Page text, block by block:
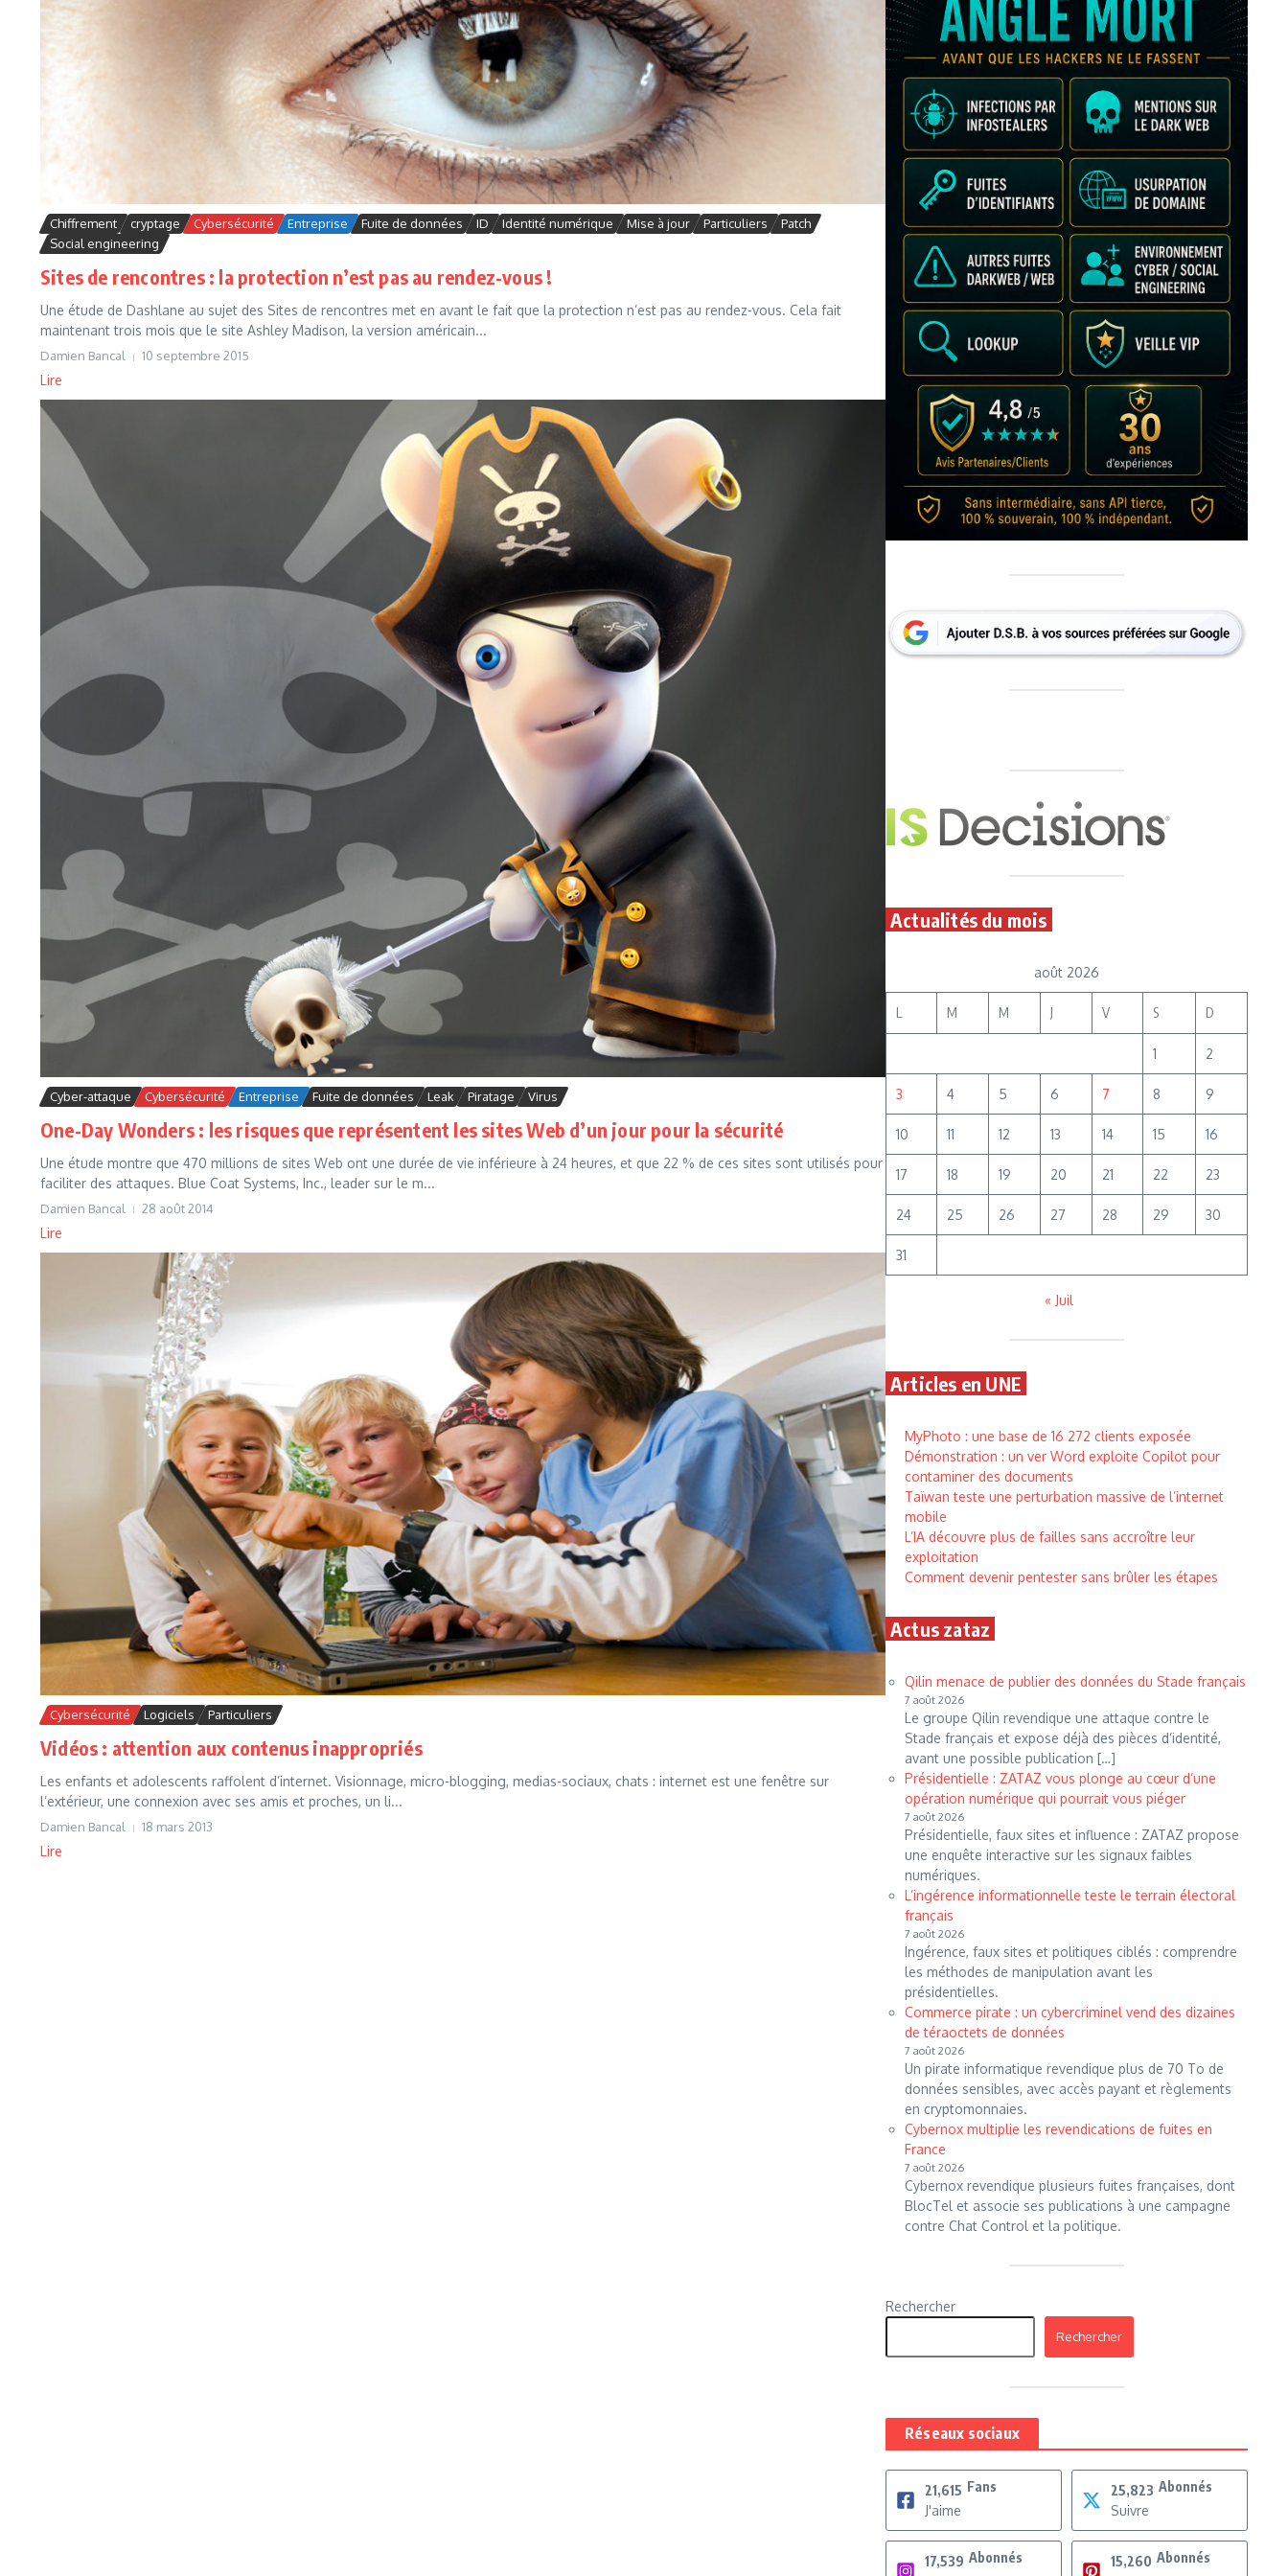
Chiffrement cryptage Cybersécurité Entreprise Fuite de données ID Identité numérique Mise à jour Particuliers
Patch
Social engineering
Sites de rencontres : la protection n’est pas au rendez-vous !
Une étude de Dashlane au sujet des Sites de rencontres met en avant le fait que la protection n’est pas au rendez-vous. Cela fait
maintenant trois mois que le site Ashley Madison, la version américain...
Damien Bancal 10 septembre 2015
Lire
Cyber-attaque Cybersécurité Entreprise Fuite de données Leak Piratage Virus
One-Day Wonders : les risques que représentent les sites Web d’un jour pour la sécurité
Une étude montre que 470 millions de sites Web ont une durée de vie inférieure à 24 heures, et que 22 % de ces sites sont utilisés pour
faciliter des attaques. Blue Coat Systems, Inc., leader sur le m...
Damien Bancal 28 août 2014
Lire
Cybersécurité Logiciels Particuliers
Vidéos : attention aux contenus inappropriés
Les enfants et adolescents raffolent d’internet. Visionnage, micro-blogging, medias-sociaux, chats : internet est une fenêtre sur
l’extérieur, une connexion avec ses amis et proches, un li...
Damien Bancal 18 mars 2013
Lire
Actualités du mois
août 2026
L M M J V S D
1 2
3 4 5 6 7 8 9
10 11 12 13 14 15 16
17 18 19 20 21 22 23
24 25 26 27 28 29 30
31
« Juil
Articles en UNE
MyPhoto : une base de 16 272 clients exposée
Démonstration : un ver Word exploite Copilot pour
contaminer des documents
Taïwan teste une perturbation massive de l’internet
mobile
L’IA découvre plus de failles sans accroître leur
exploitation
Comment devenir pentester sans brûler les étapes
Actus zataz
Qilin menace de publier des données du Stade français
7 août 2026
Le groupe Qilin revendique une attaque contre le
Stade français et expose déjà des pièces d’identité,
avant une possible publication […]
Présidentielle : ZATAZ vous plonge au cœur d’une
opération numérique qui pourrait vous piéger
7 août 2026
Présidentielle, faux sites et influence : ZATAZ propose
une enquête interactive sur les signaux faibles
numériques.
L’ingérence informationnelle teste le terrain électoral
français
7 août 2026
Ingérence, faux sites et politiques ciblés : comprendre
les méthodes de manipulation avant les
présidentielles.
Commerce pirate : un cybercriminel vend des dizaines
de téraoctets de données
7 août 2026
Un pirate informatique revendique plus de 70 To de
données sensibles, avec accès payant et règlements
en cryptomonnaies.
Cybernox multiplie les revendications de fuites en
France
7 août 2026
Cybernox revendique plusieurs fuites françaises, dont
BlocTel et associe ses publications à une campagne
contre Chat Control et la politique.
Rechercher
Rechercher
Réseaux sociaux
21,615 Fans
J'aime
25,823 Abonnés
Suivre
17,539 Abonnés
15,260 Abonnés